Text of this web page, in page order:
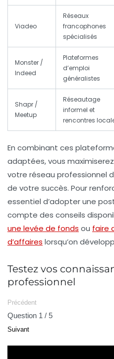
Viadeo
Réseaux
francophones
spécialisés
Monster /
Indeed
Plateformes
d’emploi
généralistes
Shapr /
Meetup
Réseautage
informel et
rencontres
En combinant ces
adaptées, vous
votre réseau professionnel
de votre succès. Pour
essentiel d’adopter une
compte des conseils
une levée de fonds ou faire
d’affaires lorsqu’on
Testez vos
professionnel
Précédent
Question 1 / 5
Suivant